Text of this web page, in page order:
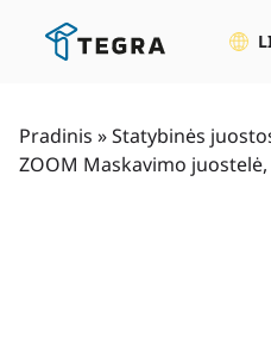
Pradinis »Statybinės
ZOOM Maskavimo